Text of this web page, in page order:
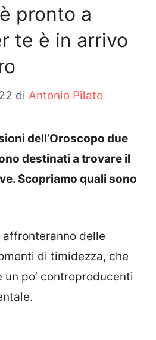
pronto a
te è in arrivo
di Antonio Pilato
dell’Oroscopo due
destinati a trovare il
Scopriamo quali sono
delle
di timidezza, che
po’ controproducenti